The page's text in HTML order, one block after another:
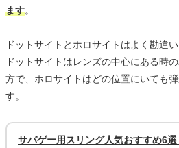
ます。
ドットサイトとホロサイトはよく勘違
ドットサイトはレンズの中心にある時
方で、ホロサイトはどの位置にいても
す。
サバゲー用スリング人気おすすめ6